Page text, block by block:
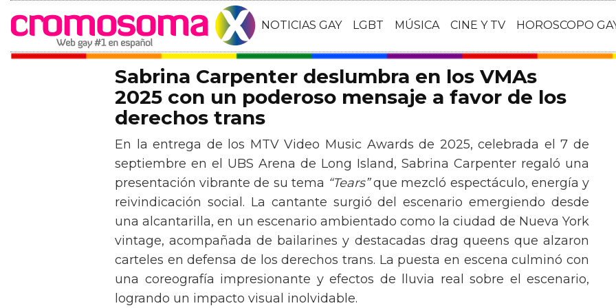
NOTICIAS GAY LGBT MÚSICA CINE Y TV HOROSCOPO
Sabrina Carpenter deslumbra en los VMAs
2025 con un poderoso mensaje a favor de los
derechos trans
En la entrega de los MTV Video Music Awards de 2025, celebrada el 7 de
septiembre en el UBS Arena de Long Island, Sabrina Carpenter regaló una
presentación vibrante de su tema “Tears”que mezcló espectáculo, energía y
reivindicación social. La cantante surgió del escenario emergiendo desde
una alcantarilla, en un escenario ambientado como la ciudad de Nueva York
vintage, acompañada de bailarines y destacadas drag queens que alzaron
carteles en defensa de los derechos trans. La puesta en escena culminó con
una coreografía impresionante y efectos de lluvia real sobre el escenario,
logrando un impacto visual inolvidable.